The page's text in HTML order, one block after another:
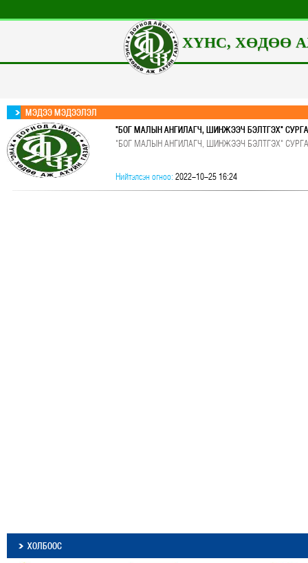
ХҮНС, ХӨДӨӨ
МЭДЭЭ МЭДЭЭЛЭЛ
"БОГ МАЛЫН АНГИЛАГЧ, ШИНЖЭЭЧ БЭЛТГЭХ"
"БОГ МАЛЫН АНГИЛАГЧ, ШИНЖЭЭЧ БЭЛТГЭХ"
Нийтэлсэн огноо: 2022-10-25 16:24
ХОЛБООС